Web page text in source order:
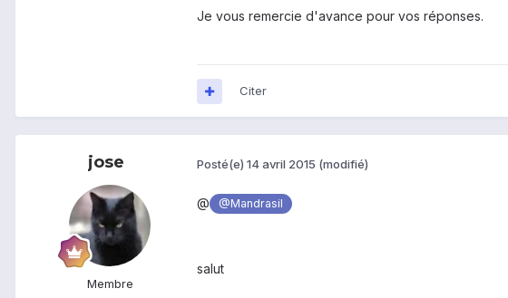
Je vous remercie d'avance pour vos réponses.
Citer
jose
Membre
Posté(e) 14 avril 2015 (modifié)
@ @Mandrasil
salut